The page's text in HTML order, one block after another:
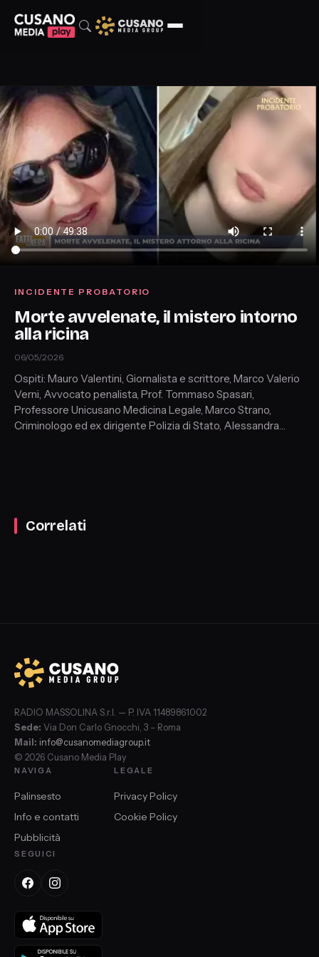
INCIDENTE PROBATORIO
Morte avvelenate, il mistero intorno
alla ricina
06/05/2026
Ospiti: Mauro Valentini, Giornalista e scrittore, Marco Valerio
Verni, Avvocato penalista, Prof. Tommaso Spasari,
Professore Unicusano Medicina Legale, Marco Strano,
Criminologo ed ex dirigente Polizia di Stato, Alessandra
Correlati
RADIO MASSOLINA S.r.l. — P. IVA 11489861002
Sede: Via Don Carlo Gnocchi, 3 – Roma
Mail: info@cusanomediagroup.it
© 2026 Cusano Media Play
NAVIGA
Palinsesto
Info e contatti
Pubblicità
LEGALE
Privacy Policy
Cookie Policy
SEGUICI